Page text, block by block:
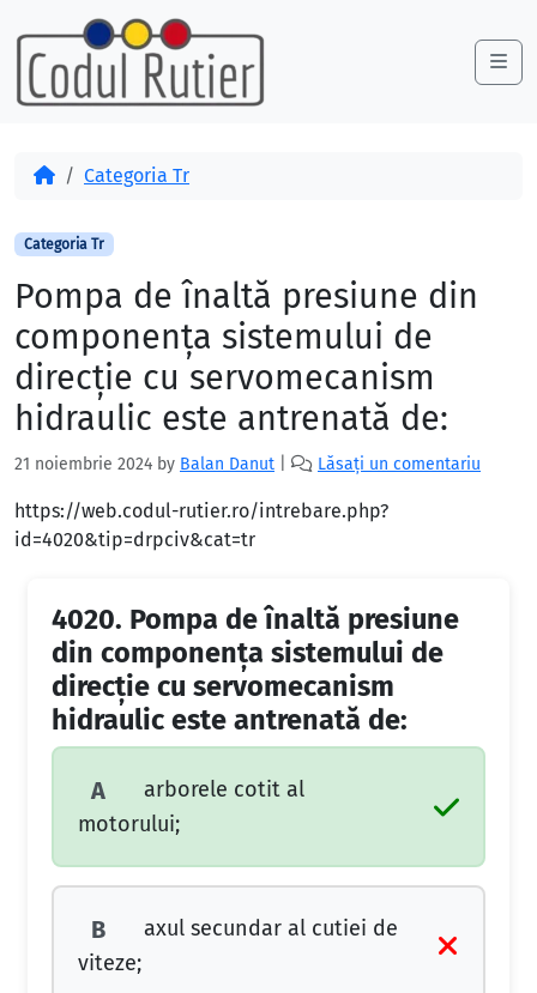
Skip to content
Skip to footer
AcasăCategoria Tr
Categoria Tr
Pompa de înaltă presiune din
componența sistemului de
direcție cu servomecanism
hidraulic este antrenată de:
21 noiembrie 2024 by Balan Danut Lăsați un comentariu
https://web.codul-rutier.ro/intrebare.php?
id=4020&tip=drpciv&cat=tr
4020. Pompa de înaltă presiune
din componența sistemului de
direcție cu servomecanism
hidraulic este antrenată de:
A
arborele cotit al
motorului;
B
axul secundar al cutiei de
viteze;